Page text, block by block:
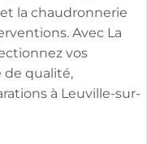
la chaudronnerie
Avec La
vos
de qualité,
à Leuville-sur-